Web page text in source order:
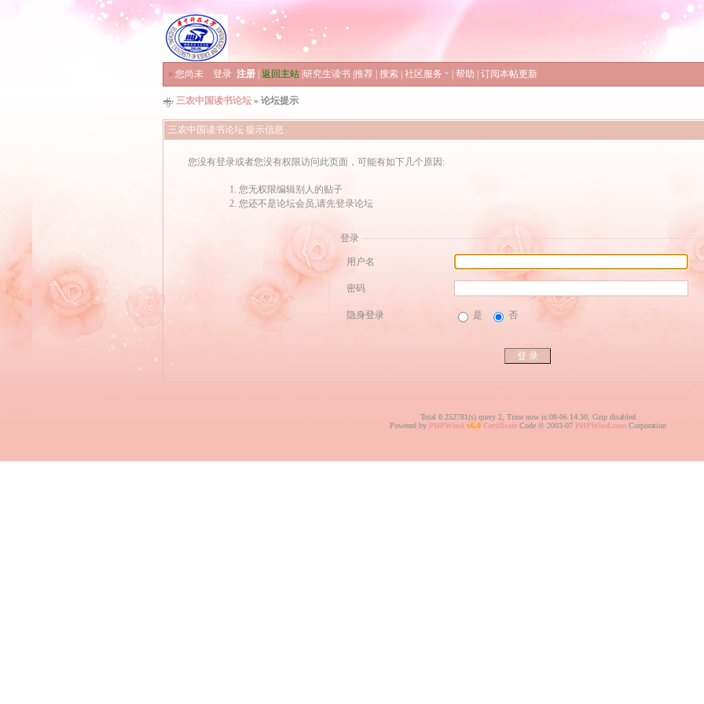
» 您尚未 登录 注册 返回主站 研究生读书 推荐 搜索 社区服务 帮助 订阅本帖更新
三农中国读书论坛 » 论坛提示
三农中国读书论坛 提示信息
您没有登录或者您没有权限访问此页面，可能有如下几个原因:
您无权限编辑别人的贴子
您还不是论坛会员,请先登录论坛
登录
用户名
密码
隐身登录 是 否
Total 0.252781(s) query 2, Time now is:08-06 14:30, Gzip disabled
Powered by PHPWind v6.0 Certificate Code © 2003-07 PHPWind.com Corporation